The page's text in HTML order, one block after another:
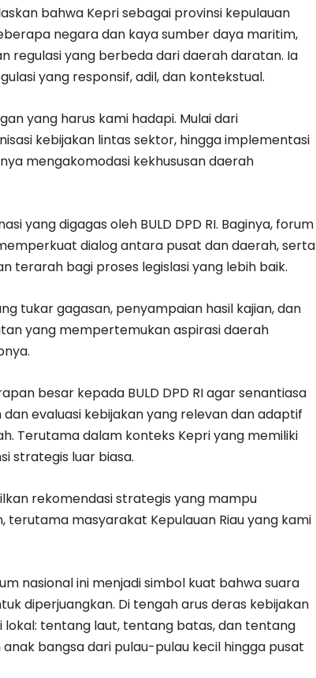
bahwa Kepri sebagai provinsi kepulauan
negara dan kaya sumber daya maritim,
regulasi yang berbeda dari daerah daratan. Ia
yang responsif, adil, dan kontekstual.
yang harus kami hadapi. Mulai dari
kebijakan lintas sektor, hingga implementasi
mengakomodasi kekhususan daerah
yang digagas oleh BULD DPD RI. Baginya, forum
dialog antara pusat dan daerah, serta
terarah bagi proses legislasi yang lebih baik.
tukar gagasan, penyampaian hasil kajian, dan
yang mempertemukan aspirasi daerah
besar kepada BULD DPD RI agar senantiasa
evaluasi kebijakan yang relevan dan adaptif
Terutama dalam konteks Kepri yang memiliki
strategis luar biasa.
rekomendasi strategis yang mampu
masyarakat Kepulauan Riau yang kami
nasional ini menjadi simbol kuat bahwa suara
diperjuangkan. Di tengah arus deras kebijakan
lokal: tentang laut, tentang batas, dan tentang
bangsa dari pulau-pulau kecil hingga pusat